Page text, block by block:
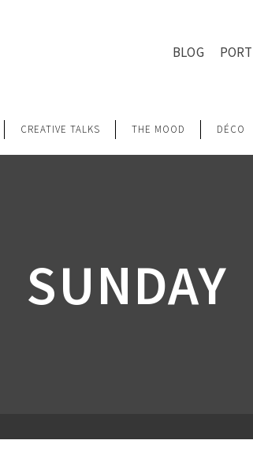
BLOG
CREATIVE TALKS THE MOOD DÉCO
SUNDAY